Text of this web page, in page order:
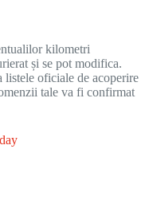
kilometri
și se pot modifica.
oficiale de acoperire
tale va fi confirmat